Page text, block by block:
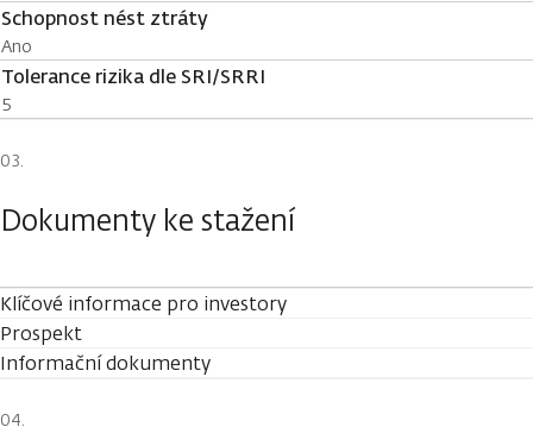
Schopnost nést ztráty
Ano
Tolerance rizika dle SRI/SRRI
5
Dokumenty ke stažení
Klíčové informace pro investory
Prospekt
Informační dokumenty